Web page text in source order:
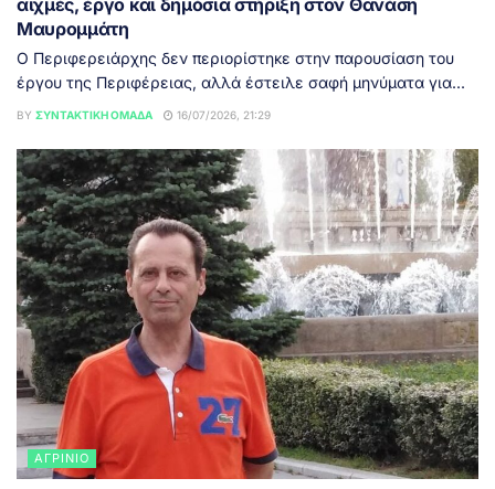
Μαυρομμάτη
Ο Περιφερειάρχης δεν περιορίστηκε στην παρουσίαση του
έργου της Περιφέρειας, αλλά έστειλε σαφή μηνύματα για...
BY ΣΥΝΤΑΚΤΙΚΉ ΟΜΆΔΑ 16/07/2026, 21:29
ΑΓΡΊΝΙΟ